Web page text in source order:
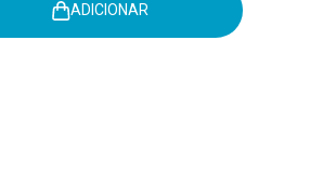
ADICIONAR